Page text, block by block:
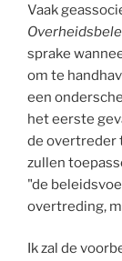
Vaak
sprake
om te
een
het eerste
de overtreder
zullen
"de
overtreding,
Ik zal de